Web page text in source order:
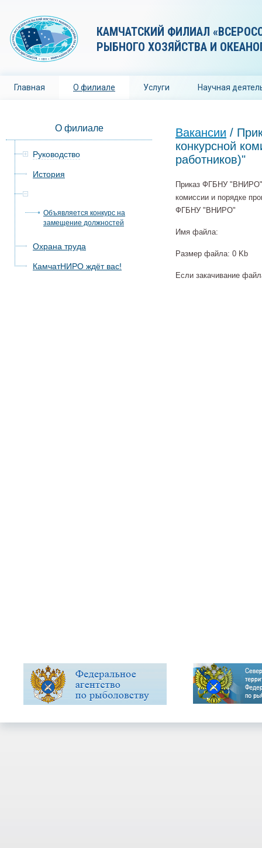
КАМЧАТСКИЙ ФИЛИАЛ
РЫБНОГО ХОЗЯЙСТВА И
Главная О филиале Услуги Научная
О филиале
Руководство
История
Объявляется конкурс на
замещение должностей
Охрана труда
КамчатНИРО ждёт вас!
Вакансии /
конкурсной
работников)"
Приказ ФГБНУ "ВНИРО"
комиссии и порядке
ФГБНУ "ВНИРО"
Имя файла:
Размер файла: 0 Kb
Если закачивание